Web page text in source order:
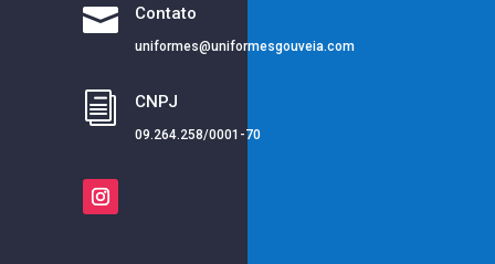
 Contato
uniformes@uniformesgouveia.com
i CNPJ
09.264.258/0001-70